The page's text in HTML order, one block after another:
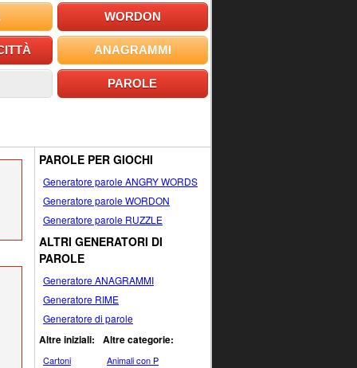
WORDON
ANAGRAMMI
PAROLE
PAROLE PER GIOCHI
Generatore parole ANGRY WORDS
Generatore parole WORDON
Generatore parole RUZZLE
ALTRI GENERATORI DI
PAROLE
Generatore ANAGRAMMI
Generatore RIME
Generatore di parole
Altre iniziali:
Cartoni
Altre categorie:
Animali con P